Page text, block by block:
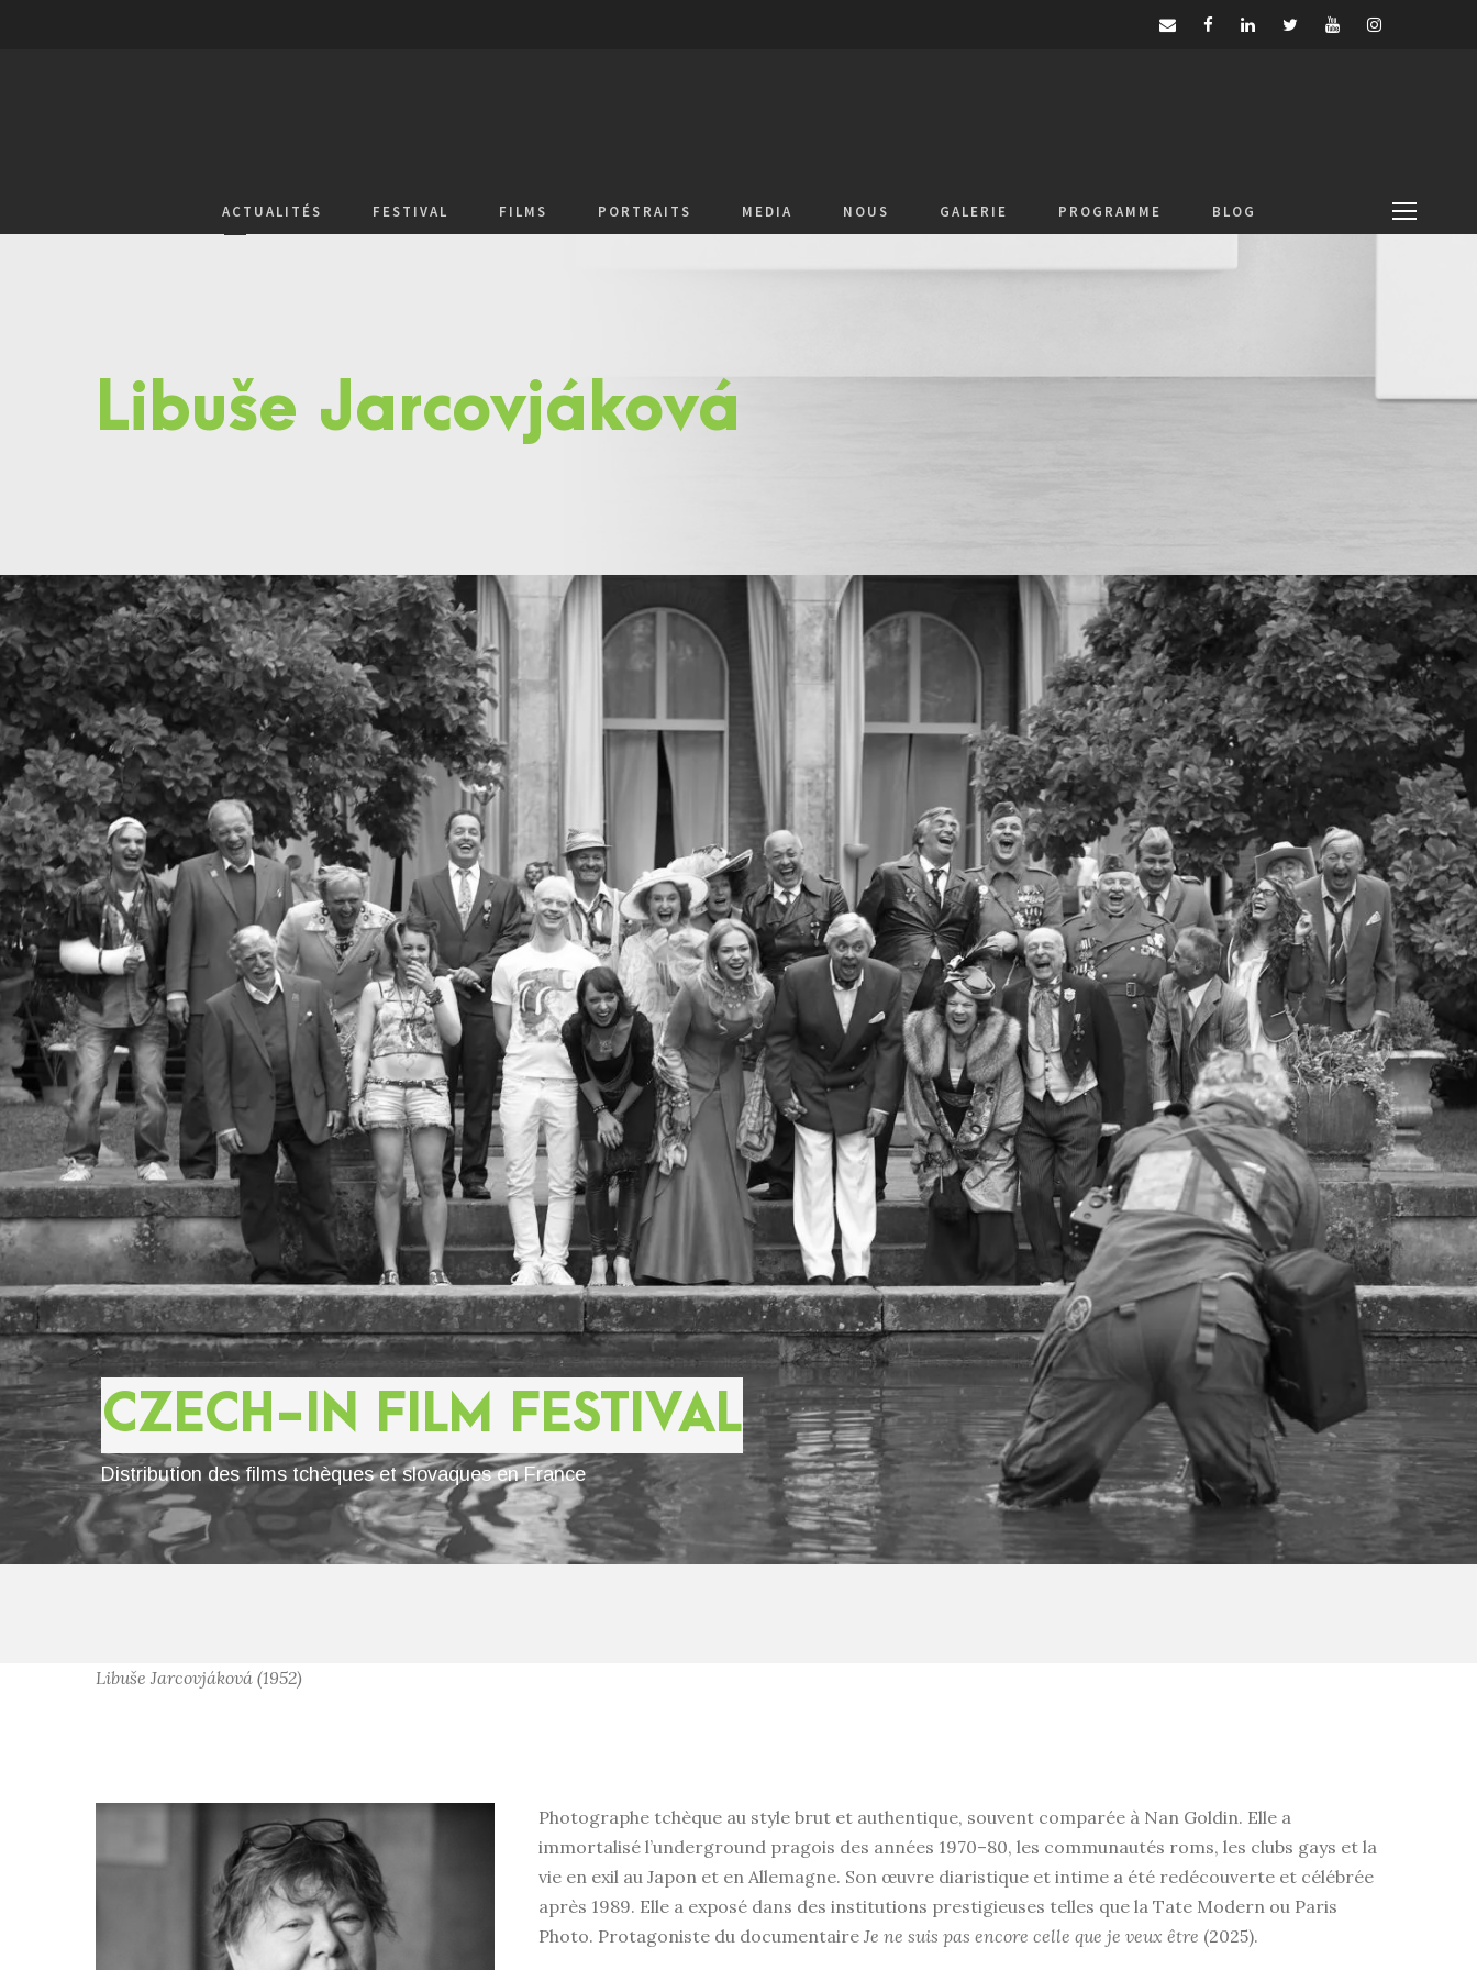
ACTUALITÉS FESTIVAL FILMS PORTRAITS MEDIA NOUS GALERIE PROGRAMME BLOG
Libuše Jarcovjáková
Distribution des films tchèques et slovaques en France
CZECH-IN FILM FESTIVAL
Libuše Jarcovjáková (1952)
Photographe tchèque au style brut et authentique, souvent comparée à Nan Goldin. Elle a
immortalisé l’underground pragois des années 1970–80, les communautés roms, les clubs gays et la
vie en exil au Japon et en Allemagne. Son œuvre diaristique et intime a été redécouverte et célébrée
après 1989. Elle a exposé dans des institutions prestigieuses telles que la Tate Modern ou Paris
Photo. Protagoniste du documentaireJe ne suis pas encore celle que je veux être (2025).